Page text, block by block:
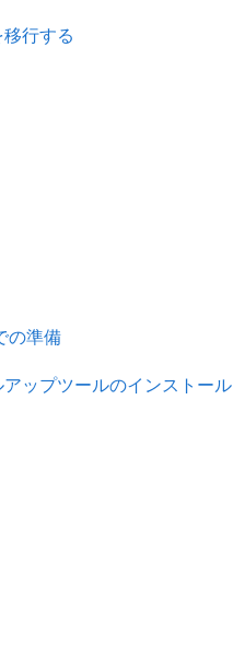
行する
の準備
アップツールのインストール